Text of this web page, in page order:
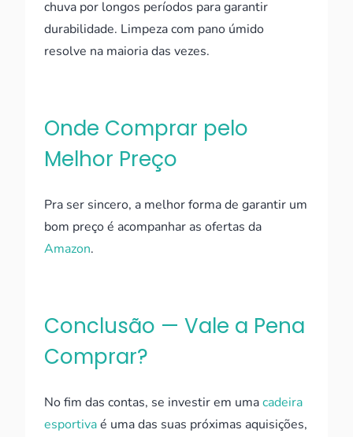
chuva por longos períodos para garantir
durabilidade. Limpeza com pano úmido
resolve na maioria das vezes.
Onde Comprar pelo
Melhor Preço
Pra ser sincero, a melhor forma de garantir um
bom preço é acompanhar as ofertas da
Amazon.
Conclusão — Vale a Pena
Comprar?
No fim das contas, se investir em umacadeira
esportivaé uma das suas próximas aquisições,